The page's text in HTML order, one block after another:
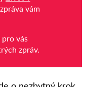
vám
pro vás
zpráv.